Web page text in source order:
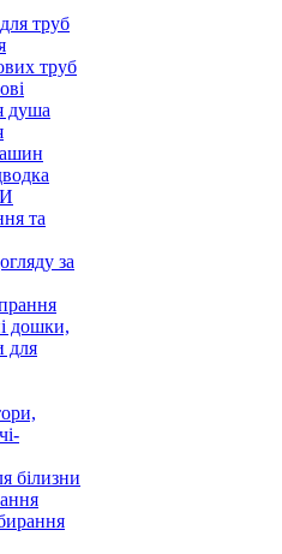
труб
труб
душа
та
за
дошки,
для
білизни